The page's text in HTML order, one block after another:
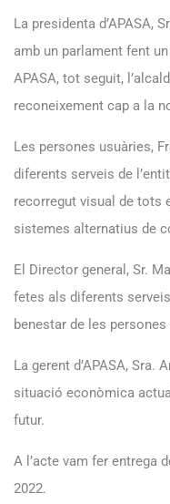
La presidenta d’APASA,
amb un parlament fent
APASA, tot seguit,
reconeixement cap a la
Les persones usuàries,
diferents serveis de
recorregut visual de tots
sistemes alternatius de
El Director general, Sr.
fetes als diferents
benestar de les
La gerent d’APASA, Sra.
situació econòmica
futur.
A l’acte vam fer entrega
2022.